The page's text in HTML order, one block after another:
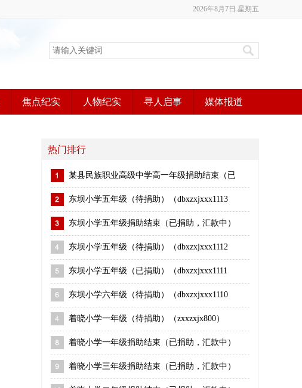
2026年8月7日 星期五
焦点纪实 人物纪实 寻人启事 媒体报道
热门排行
某县民族职业高级中学高一年级捐助结束（已
东坝小学五年级（待捐助）（dbxzxjxxx1113
东坝小学五年级捐助结束（已捐助，汇款中）
东坝小学五年级（待捐助）（dbxzxjxxx1112
东坝小学五年级（已捐助）（dbxzxjxxx1111
东坝小学六年级（待捐助）（dbxzxjxxx1110
着晓小学一年级（待捐助）（zxxzxjx800）
着晓小学一年级捐助结束（已捐助，汇款中）
着晓小学三年级捐助结束（已捐助，汇款中）